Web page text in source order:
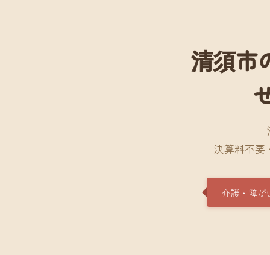
清須市
決算料不要
介護・障が